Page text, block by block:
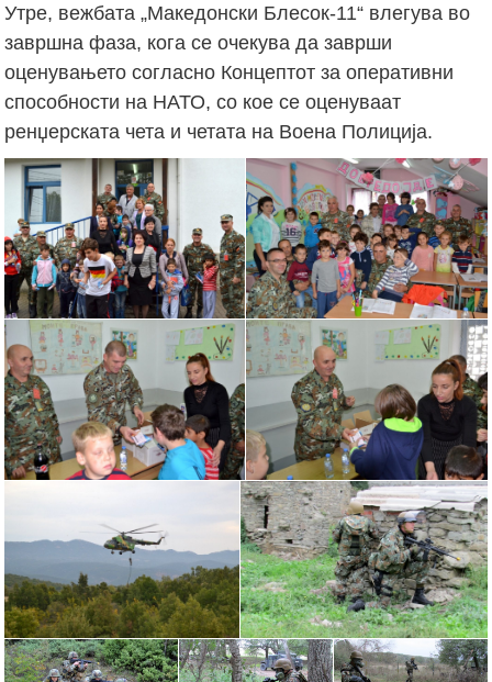
Утре, вежбата „Македонски Блесок-11“ влегува во
завршна фаза, кога се очекува да заврши
оценувањето согласно Концептот за оперативни
способности на НАТО, со кое се оценуваат
ренџерската чета и четата на Воена Полиција.